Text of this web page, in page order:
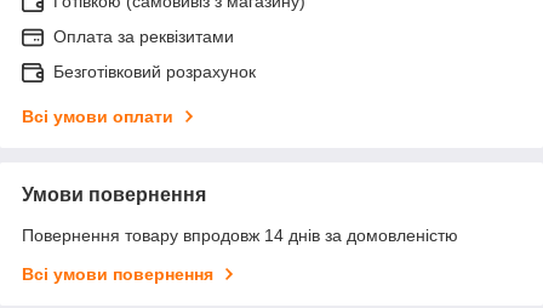
Оплата за реквізитами
Безготівковий розрахунок
Всі умови оплати
Умови повернення
Повернення товару впродовж 14 днів за домовленістю
Всі умови повернення